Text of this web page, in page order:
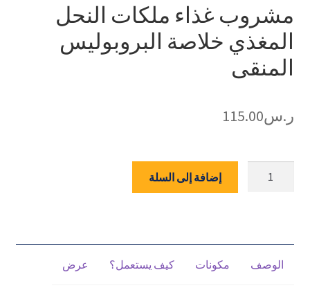
4.00
5 بناءً على
تقييم
عملاء
مشروب غذاء ملكات النحل
المغذي خلاصة البروبوليس
المنقى
ر.س115.00
إضافة إلى السلة
الوصف مكونات كيف يستعمل؟ عرض